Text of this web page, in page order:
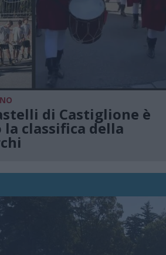
di Castiglione è
classifica della